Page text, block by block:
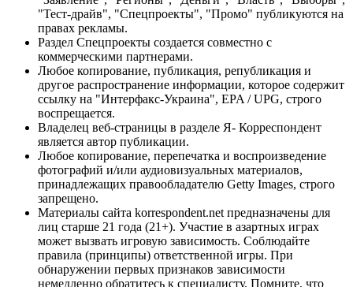
"Тест-драйв", "Спецпроекты", "Промо" публикуются на
правах рекламы.
Раздел Спецпроекты создается совместно с
коммерческими партнерами.
Любое копирование, публикация, републикация и
другое распространение информации, которое содержит
ссылку на "Интерфакс-Украина", EPA / UPG, строго
воспрещается.
Владелец веб-страницы в разделе Я- Корреспондент
является автор публикации.
Любое копирование, перепечатка и воспроизведение
фотографий и/или аудиовизуальных материалов,
принадлежащих правообладателю Getty Images, строго
запрещено.
Материалы сайта korrespondent.net предназначены для
лиц старше 21 года (21+). Участие в азартных играх
может вызвать игровую зависимость. Соблюдайте
правила (принципы) ответственной игры. При
обнаружении первых признаков зависимости
немедленно обратитесь к специалисту. Помните, что